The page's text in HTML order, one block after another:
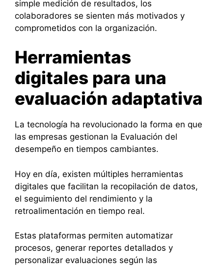
simple medición de resultados, los
colaboradores se sienten más motivados y
comprometidos con la organización.
Herramientas
digitales para una
evaluación adaptativa
La tecnología ha revolucionado la forma en que
las empresas gestionan la Evaluación del
desempeño en tiempos cambiantes.
Hoy en día, existen múltiples herramientas
digitales que facilitan la recopilación de datos,
el seguimiento del rendimiento y la
retroalimentación en tiempo real.
Estas plataformas permiten automatizar
procesos, generar reportes detallados y
personalizar evaluaciones según las